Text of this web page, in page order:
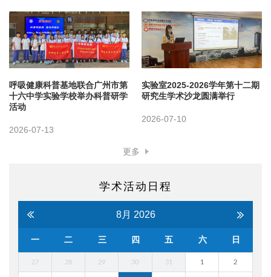
呼吸健康科普基地联合广州市第
十六中学实验学校举办科普研学
活动
2026-07-13
实验室2025-2026学年第十二期
研究生学术沙龙圆满举行
2026-07-10
更多
学术活动日程
8月 2026
一 二 三 四 五 六 日
27 28 29 30 31 1 2